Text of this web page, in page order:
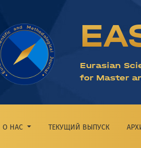
О журнале
Eurasian
for Master
О НАС ТЕКУЩИЙ ВЫПУСК